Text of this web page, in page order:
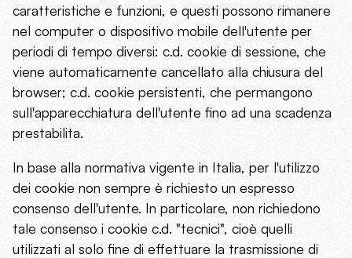
caratteristiche e funzioni, e questi possono rimanere
nel computer o dispositivo mobile dell'utente per
periodi di tempo diversi: c.d. cookie di sessione, che
viene automaticamente cancellato alla chiusura del
browser; c.d. cookie persistenti, che permangono
sull'apparecchiatura dell'utente fino ad una scadenza
prestabilita.
In base alla normativa vigente in Italia, per l'utilizzo
dei cookie non sempre è richiesto un espresso
consenso dell'utente. In particolare, non richiedono
tale consenso i cookie c.d. "tecnici", cioè quelli
utilizzati al solo fine di effettuare la trasmissione di